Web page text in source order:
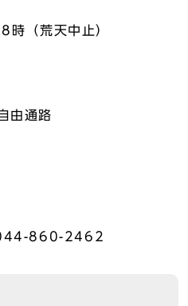
（荒天中止）
由通路
860-2462